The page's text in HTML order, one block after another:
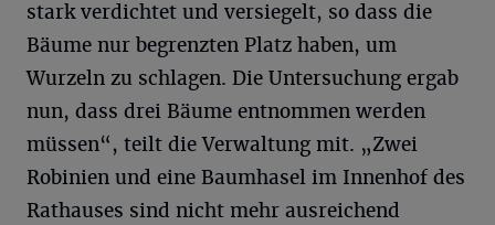
stark verdichtet und versiegelt, so dass die
Bäume nur begrenzten Platz haben, um
Wurzeln zu schlagen. Die Untersuchung ergab
nun, dass drei Bäume entnommen werden
müssen“, teilt die Verwaltung mit. „Zwei
Robinien und eine Baumhasel im Innenhof des
Rathauses sind nicht mehr ausreichend